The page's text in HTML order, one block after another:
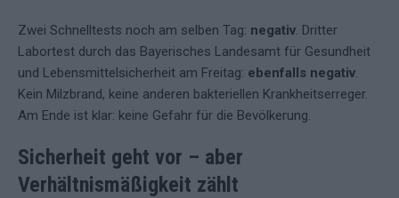
Zwei Schnelltests noch am selben Tag: negativ. Dritter
Labortest durch das Bayerisches Landesamt für Gesundheit
und Lebensmittelsicherheit am Freitag: ebenfalls negativ.
Kein Milzbrand, keine anderen bakteriellen Krankheitserreger.
Am Ende ist klar: keine Gefahr für die Bevölkerung.
Sicherheit geht vor – aber
Verhältnismäßigkeit zählt